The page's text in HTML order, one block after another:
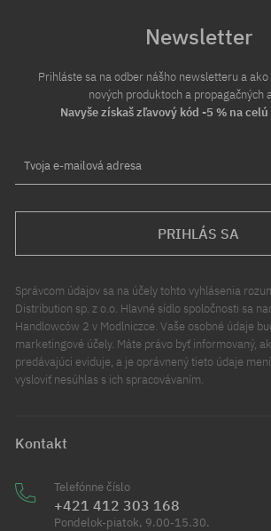
Newsletter
Prihláste sa na odber nášho newsletteru a
nových produktoch a propagačných
Navyše získaš zľavový kód -5 % na
Tvoja e-mailová adresa
PRIHLÁS SA
Správcom údajov sa na účely tohto vyhlásenia
Distribution sp. z o.o. Hlavné sídlo spoločnosti sa
Handlowców 2 v Modlniczce. Vaše osobné údaje
marketingové účely. Máte právo byť informovaný,
predávajúci eviduje, a je oprávnený tieto údaje
vysloviť nesúhlas s ich spracovávaním.
Kontakt
Telefónne číslo
+421 412 303 168
Pondelok-piatok, 9.00-15.30.